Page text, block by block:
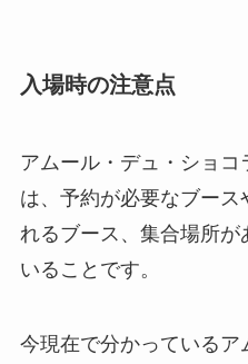
入場時の注意点
アムール・デュ・ショ
は、予約が必要なブース
れるブース、集合場所
いることです。
今現在で分かっているア